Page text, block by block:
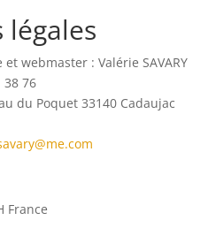
légales
webmaster : Valérie SAVARY
38 76
du Poquet 33140 Cadaujac
France